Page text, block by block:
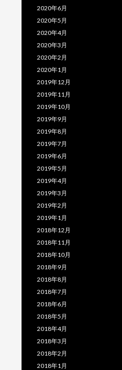
2020年6月
2020年5月
2020年4月
2020年3月
2020年2月
2020年1月
2019年12月
2019年11月
2019年10月
2019年9月
2019年8月
2019年7月
2019年6月
2019年5月
2019年4月
2019年3月
2019年2月
2019年1月
2018年12月
2018年11月
2018年10月
2018年9月
2018年8月
2018年7月
2018年6月
2018年5月
2018年4月
2018年3月
2018年2月
2018年1月